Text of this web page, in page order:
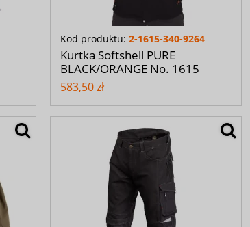
Kod produktu: 2-1615-340-9264
Kurtka Softshell PURE
BLACK/ORANGE No. 1615
583,50 zł